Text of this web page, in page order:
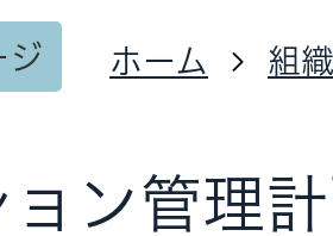
ジ ホーム 組
ョン管理